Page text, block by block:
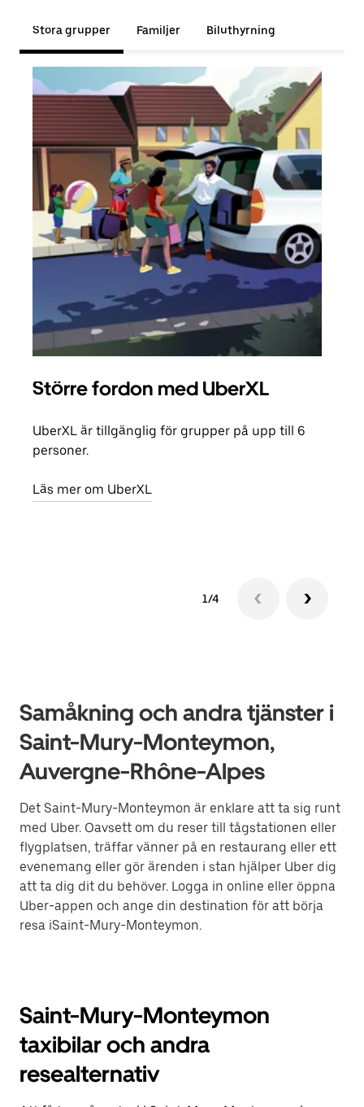
Stora grupper Familjer Biluthyrning
Större fordon med UberXL
UberXL är tillgänglig för grupper på upp till 6
personer.
Läs mer om UberXL
1/4
Samåkning och andra tjänster i
Saint-Mury-Monteymon,
Auvergne-Rhône-Alpes
Det Saint-Mury-Monteymon är enklare att ta sig runt
med Uber. Oavsett om du reser till tågstationen eller
flygplatsen, träffar vänner på en restaurang eller ett
evenemang eller gör ärenden i stan hjälper Uber dig
att ta dig dit du behöver. Logga in online eller öppna
Uber-appen och ange din destination för att börja
resa iSaint-Mury-Monteymon.
Saint-Mury-Monteymon
taxibilar och andra
resealternativ